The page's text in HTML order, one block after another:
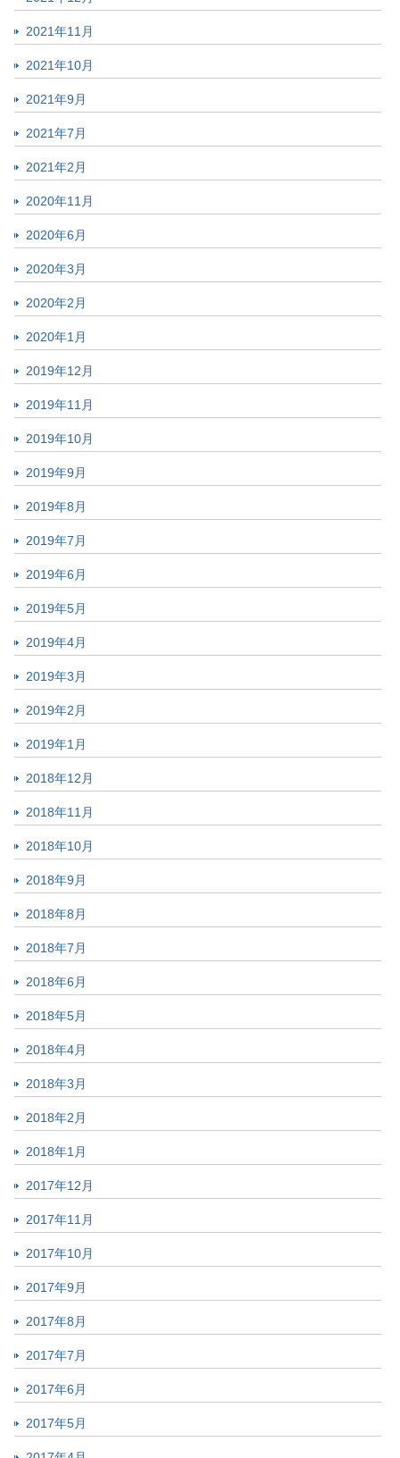
2021年11月
2021年10月
2021年9月
2021年7月
2021年2月
2020年11月
2020年6月
2020年3月
2020年2月
2020年1月
2019年12月
2019年11月
2019年10月
2019年9月
2019年8月
2019年7月
2019年6月
2019年5月
2019年4月
2019年3月
2019年2月
2019年1月
2018年12月
2018年11月
2018年10月
2018年9月
2018年8月
2018年7月
2018年6月
2018年5月
2018年4月
2018年3月
2018年2月
2018年1月
2017年12月
2017年11月
2017年10月
2017年9月
2017年8月
2017年7月
2017年6月
2017年5月